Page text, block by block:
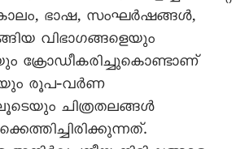
ഭാഷ, സംഘർഷങ്ങൾ,
വിഭാഗങ്ങളെയും
ക്രോഡീകരിച്ചുകൊണ്ടാണ്‌
രൂപ‐വർണ
ചിത്രതലങ്ങൾ